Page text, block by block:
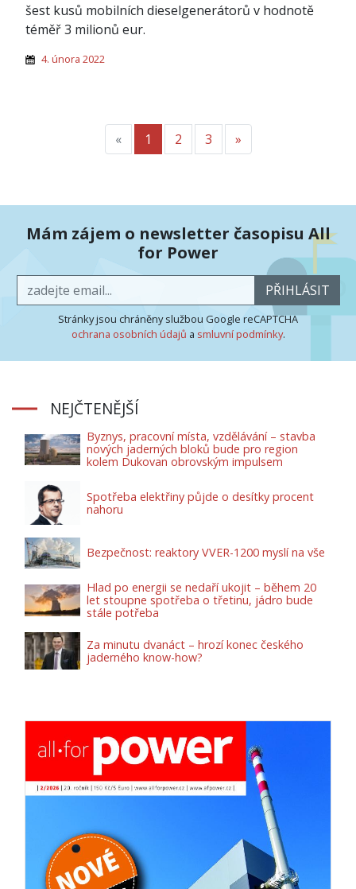
šest kusů mobilních dieselgenerátorů v hodnotě
téměř 3 milionů eur.
4. února 2022
«Předchozí
1 2 3 »
Mám zájem o newsletter časopisu All
for Power
PŘIHLÁSIT
Stránky jsou chráněny službou Google reCAPTCHA
ochrana osobních údajů a smluvní podmínky.
NEJČTENĚJŠÍ
Byznys, pracovní místa, vzdělávání – stavba
nových jaderných bloků bude pro region
kolem Dukovan obrovským impulsem
Spotřeba elektřiny půjde o desítky procent
nahoru
Bezpečnost: reaktory VVER-1200 myslí na vše
Hlad po energii se nedaří ukojit – během 20
let stoupne spotřeba o třetinu, jádro bude
stále potřeba
Za minutu dvanáct – hrozí konec českého
jaderného know-how?